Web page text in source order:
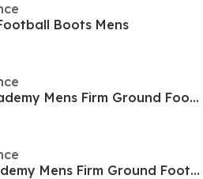
Boots Mens
Tekela Academy Mens Firm Ground Football Boots
Furon Academy Mens Firm Ground Football Boots